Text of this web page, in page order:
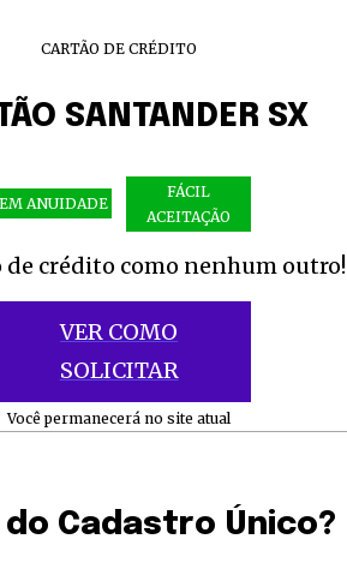
CARTÃO DE CRÉDITO
SANTANDER SX
ANUIDADE
FÁCIL
ACEITAÇÃO
de crédito como nenhum outro!
VER COMO
SOLICITAR
Você permanecerá no site atual
Cadastro Único?